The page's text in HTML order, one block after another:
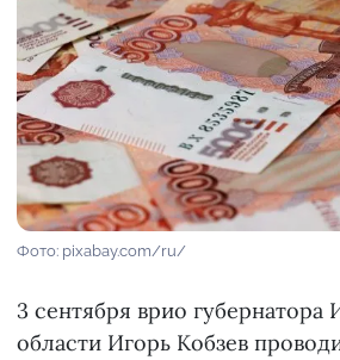
Фото: pixabay.com/ru/
3 сентября врио губернатора
области Игорь Кобзев